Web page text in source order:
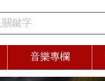
關鍵字
音樂專欄